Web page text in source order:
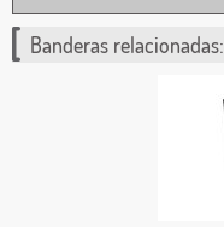
Banderas relacionadas: